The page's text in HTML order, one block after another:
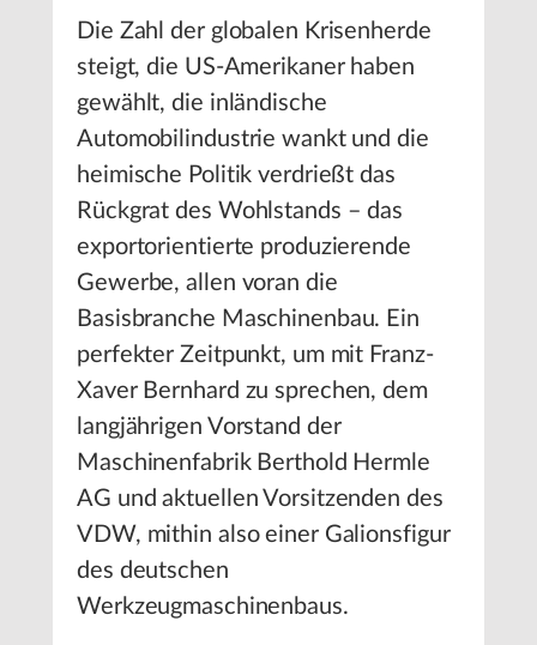
Die Zahl der globalen Krisenherde
steigt, die US-Amerikaner haben
gewählt, die inländische
Automobilindustrie wankt und die
heimische Politik verdrießt das
Rückgrat des Wohlstands – das
exportorientierte produzierende
Gewerbe, allen voran die
Basisbranche Maschinenbau. Ein
perfekter Zeitpunkt, um mit Franz-
Xaver Bernhard zu sprechen, dem
langjährigen Vorstand der
Maschinenfabrik Berthold Hermle
AG und aktuellen Vorsitzenden des
VDW, mithin also einer Galionsfigur
des deutschen
Werkzeugmaschinenbaus.